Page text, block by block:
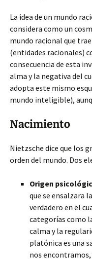
La idea de un mundo
considera como un
mundo racional que
(entidades racionales)
consecuencia de esta
alma y la negativa del
adopta este mismo
mundo inteligible),
Nacimiento
Nietzsche dice que los
orden del mundo. Dos
Origen
que se ensalzara
verdadero en el
categorías como
calma y la
platónica es una
nos encontramos,